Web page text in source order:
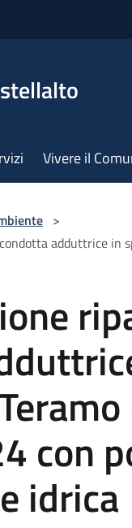
Vivere il
>
adduttrice
con
idrica